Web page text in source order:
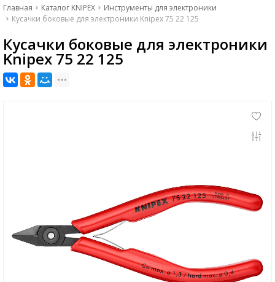
Каталог
Новости
Главная Каталог KNIPEX
Инструменты для электроники
Кусачки боковые для электроники Knipex 75 22 125
Кусачки боковые для электроники
Knipex 75 22 125